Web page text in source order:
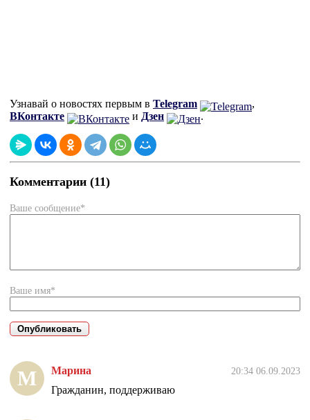
Узнавай о новостях первым в Telegram
,
ВКонтакте
и Дзен .
Комментарии (11)
Ваше сообщение*
Ваше имя*
М Марина 20:34 06.09.2023
Гражданин, поддерживаю